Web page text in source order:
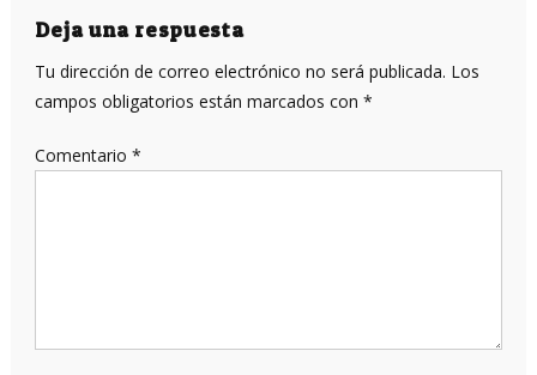
Deja una respuesta
Tu dirección de correo electrónico no será publicada. Los
campos obligatorios están marcados con *
Comentario *